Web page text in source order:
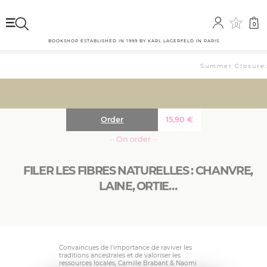
0 0
BOOKSHOP ESTABLISHED IN 1999 BY KARL LAGERFELD IN PARIS
Summer
FILER LES FIBRES NATURELLES : CHANVRE,
LAINE, ORTIE…
15,90 €
Order
··· On order ···
Convaincues de l’importance de raviver les
traditions ancestrales et de valoriser les
ressources locales, Camille Brabant & Naomi